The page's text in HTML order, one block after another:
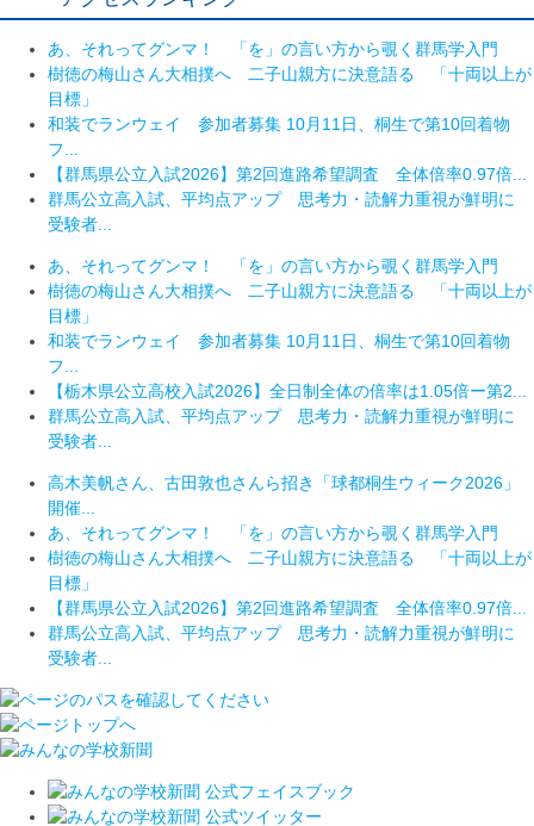
あ、それってグンマ！ 「を」の言い方から覗く群馬学入門
樹徳の梅山さん大相撲へ 二子山親方に決意語る 「十両以上が
目標」
和装でランウェイ 参加者募集 10月11日、桐生で第10回着物
フ...
【群馬県公立入試2026】第2回進路希望調査 全体倍率0.97倍...
群馬公立高入試、平均点アップ 思考力・読解力重視が鮮明に
受験者...
あ、それってグンマ！ 「を」の言い方から覗く群馬学入門
樹徳の梅山さん大相撲へ 二子山親方に決意語る 「十両以上が
目標」
和装でランウェイ 参加者募集 10月11日、桐生で第10回着物
フ...
【栃木県公立高校入試2026】全日制全体の倍率は1.05倍ー第2...
群馬公立高入試、平均点アップ 思考力・読解力重視が鮮明に
受験者...
高木美帆さん、古田敦也さんら招き「球都桐生ウィーク2026」
開催...
あ、それってグンマ！ 「を」の言い方から覗く群馬学入門
樹徳の梅山さん大相撲へ 二子山親方に決意語る 「十両以上が
目標」
【群馬県公立入試2026】第2回進路希望調査 全体倍率0.97倍...
群馬公立高入試、平均点アップ 思考力・読解力重視が鮮明に
受験者...